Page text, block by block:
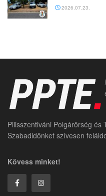
2026.07.23.
Pilisszentiváni Polgárőrség és
Szabadidőnket szívesen
Kövess minket!